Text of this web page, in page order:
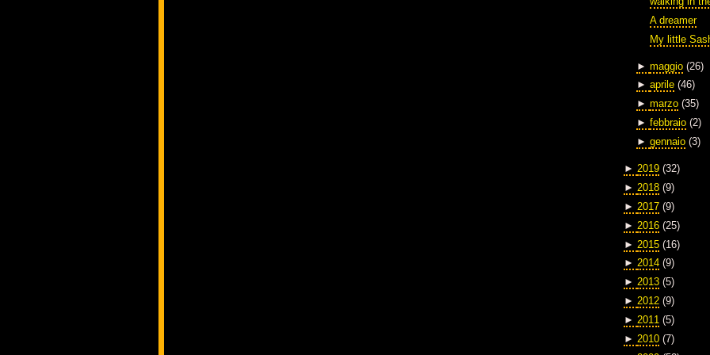
A dreamer
My little
► maggio (26)
► aprile (46)
► marzo (35)
► febbraio (2)
► gennaio (3)
► 2019 (32)
► 2018 (9)
► 2017 (9)
► 2016 (25)
► 2015 (16)
► 2014 (9)
► 2013 (5)
► 2012 (9)
► 2011 (5)
► 2010 (7)